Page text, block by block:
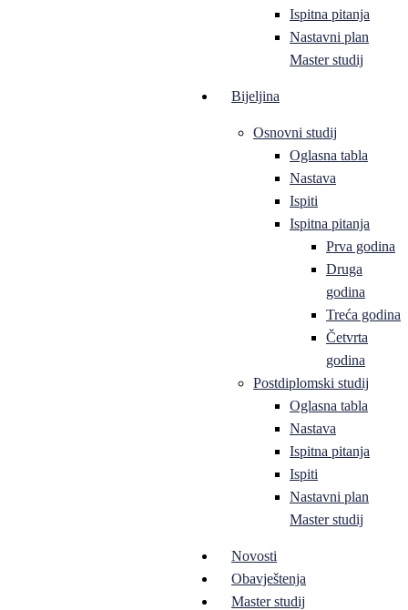
Ispitna pitanja
Nastavni plan
Master studij
Bijeljina
Osnovni studij
Oglasna tabla
Nastava
Ispiti
Ispitna pitanja
Prva godina
Druga
godina
Treća godina
Četvrta
godina
Postdiplomski studij
Oglasna tabla
Nastava
Ispitna pitanja
Ispiti
Nastavni plan
Master studij
Novosti
Obavještenja
Master studij